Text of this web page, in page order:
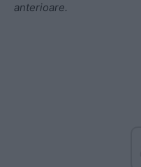
anterioare.